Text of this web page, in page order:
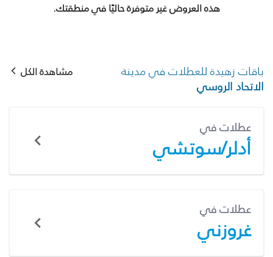
هذه العروض غير متوفرة حاليًا في منطقتك.
باقات زهيدة للعطلات في مدينة
الاتحاد الروسي
مشاهدة الكل
عطلات في
أدلر/سوتشي
عطلات في
غروزني